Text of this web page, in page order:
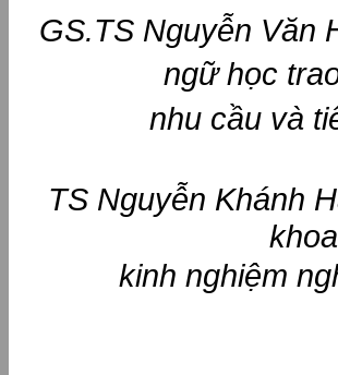
GS.TS Nguyễn Văn
ngữ học
nhu cầu và
TS Nguyễn Khánh
kinh nghiệm